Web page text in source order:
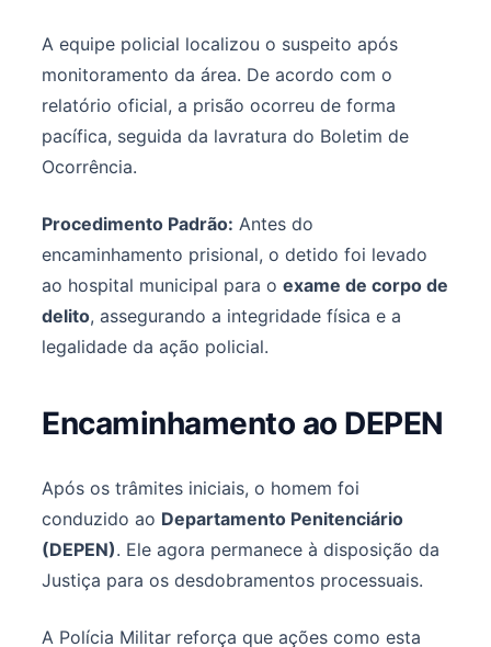
A equipe policial localizou o suspeito após
monitoramento da área. De acordo com o
relatório oficial, a prisão ocorreu de forma
pacífica, seguida da lavratura do Boletim de
Ocorrência.
Procedimento Padrão: Antes do
encaminhamento prisional, o detido foi levado
ao hospital municipal para o exame de corpo de
delito, assegurando a integridade física e a
legalidade da ação policial.
Encaminhamento ao DEPEN
Após os trâmites iniciais, o homem foi
conduzido ao Departamento Penitenciário
(DEPEN). Ele agora permanece à disposição da
Justiça para os desdobramentos processuais.
A Polícia Militar reforça que ações como esta